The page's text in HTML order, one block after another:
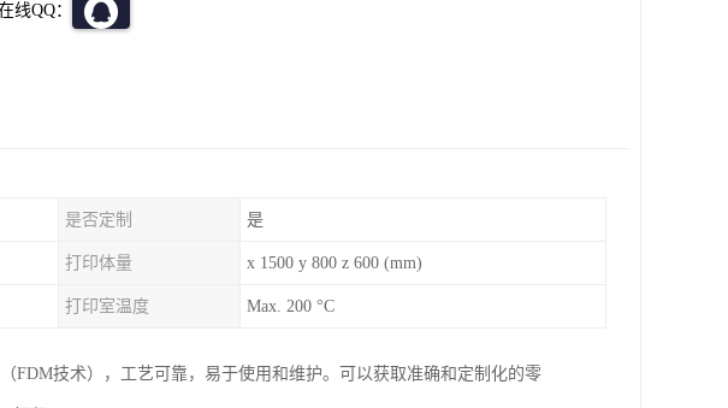
线QQ：
是否定制 是
打印体量 x 1500 y 800 z 600 (mm)
打印室温度 Max. 200 °C
FDM技术），工艺可靠，易于使用和维护。可以获取准确和定制化的零